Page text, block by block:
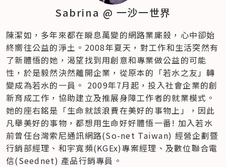
Sabrina @ 一沙一世界
陳潔如，多年來都在瞬息萬變的網路業廝殺，心中卻始
終嚮往公益的淨土。2008年夏天，對工作和生活突然有
了新體悟的她，渴望找到用創意和專業做公益的可能
性，於是毅然決然離開企業，從原本的「若水之友」轉
變成為若水的一員。 2009年7月起，投入社會企業的創
新育成工作，協助建立及推展身障工作者的就業模式。
她的座右銘是「生命就該浪費在美好的事物上」，因此
凡舉美好的事物，都想用生命好好體悟一番! 加入若水
前曾任台灣索尼通訊網路(So-net Taiwan) 經營企劃暨
行銷部經理、和宇寬頻(KGEx)專案經理、及數位聯合電
信(Seednet) 產品行銷專員。